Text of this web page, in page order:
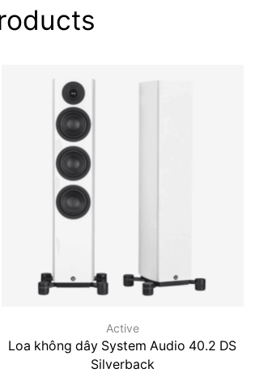
Active
Loa không dây System Audio 40.2 DS
Silverback